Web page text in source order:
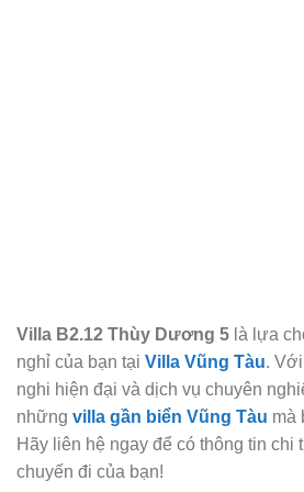
Villa B2.12 Thùy Dương 5 là lựa
nghỉ của bạn tại Villa Vũng Tàu.
nghi hiện đại và dịch vụ chuyên
những villa gần biển Vũng Tàu mà
Hãy liên hệ ngay để có thông tin chi
chuyến đi của bạn!